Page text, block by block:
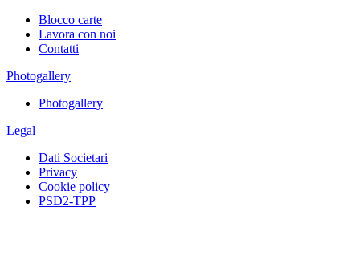
Blocco carte
Lavora con noi
Contatti
Photogallery
Photogallery
Legal
Dati Societari
Privacy
Cookie policy
PSD2-TPP